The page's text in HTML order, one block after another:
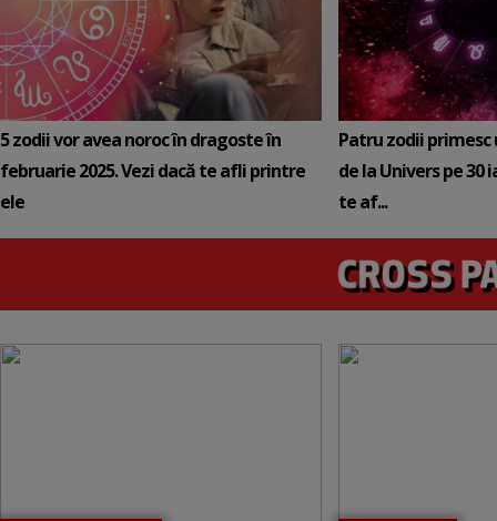
5 zodii vor avea noroc în dragoste în
februarie 2025. Vezi dacă te afli printre
ele
Patru zodii primesc
de la Univers pe 30
te af...